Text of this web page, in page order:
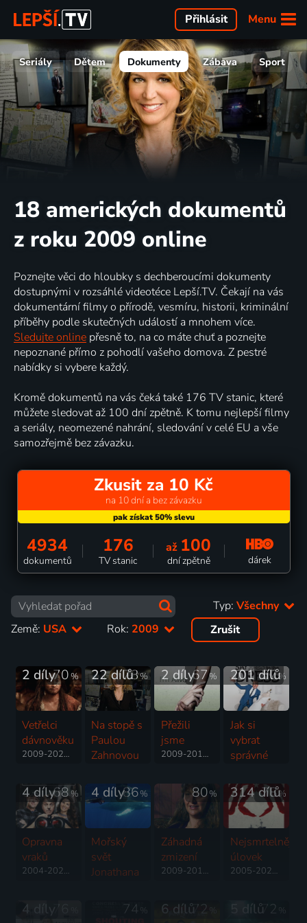
Menu
Přihlásit
Seriály Dětem Dokumenty Zábava Sport
18 amerických dokumentů
z roku 2009 online
Poznejte věci do hloubky s dechberoucími dokumenty
dostupnými v rozsáhlé videotéce Lepší.TV. Čekají na vás
dokumentární filmy o přírodě, vesmíru, historii, kriminální
příběhy podle skutečných událostí a mnohem více.
Sledujte online přesně to, na co máte chuť a poznejte
nepoznané přímo z pohodlí vašeho domova. Z pestré
nabídky si vybere každý.
Kromě dokumentů na vás čeká také 176 TV stanic, které
můžete sledovat až 100 dní zpětně. K tomu nejlepší filmy
a seriály, neomezené nahrání, sledování v celé EU a vše
samozřejmě bez závazku.
Zkusit za 10 Kč
na 10 dní a bez závazku
4934
dokumentů
176
TV stanic
až 100
dní zpětně dárek
Typ: Všechny
Země: USA Rok: 2009 Zrušit
70%
2 díly
Vetřelci
dávnověku
2009-2020 | USA | Civilizace, Fantasy, Historický, Science Fiction
73%
22 dílů
Na stopě s
Paulou
Zahnovou
67%
2 díly
Přežili
jsme
2009-2011 | USA | Příroda
57%
201 dílů
Jak si
vybrat
správné
2007-2022 | USA | Reality TV
68%
4 díly
Opravna
vraků
2004-2020 | USA | Reality TV, Sport
86%
4 díly
Mořský
svět
Jonathana
80%
Záhadná
zmizení
2009-2010 | USA | Krimi, Mysteriózní
78%
314 dílů
Nejsmrtelnější
úlovek
2005-2025 | USA | Dobrodružný, Reality TV
76
4 díly 74 72
6 dílů 72
5 dílů